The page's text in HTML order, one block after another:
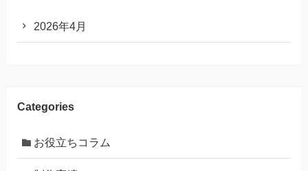
2026年4月
Categories
お役立ちコラム